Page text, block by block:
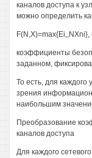
каналов доступа к
можно определить
F(N,X)=max{Ei,,NXni},
коэффициенты
заданном,
То есть, для каждого
зрения
наибольшим
Преобразование
каналов доступа
Для каждого